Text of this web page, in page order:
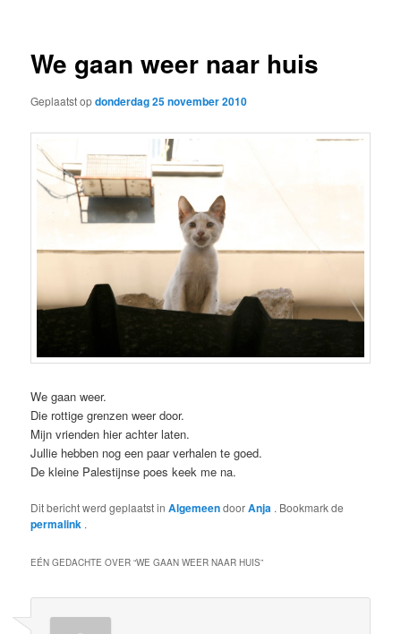
We gaan weer naar huis
Geplaatst opdonderdag 25 november 2010
We gaan weer.
Die rottige grenzen weer door.
Mijn vrienden hier achter laten.
Jullie hebben nog een paar verhalen te goed.
De kleine Palestijnse poes keek me na.
Dit bericht werd geplaatst inAlgemeendoorAnja . Bookmark de
permalink .
EÉN GEDACHTE OVER “WE GAAN WEER NAAR HUIS”